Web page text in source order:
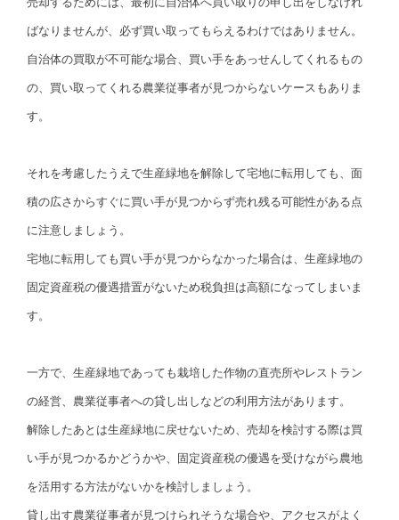
ばなりませんが、必ず買い取ってもらえるわけではありません。
自治体の買取が不可能な場合、買い手をあっせんしてくれるもの
の、買い取ってくれる農業従事者が見つからないケースもありま
す。
それを考慮したうえで生産緑地を解除して宅地に転用しても、面
積の広さからすぐに買い手が見つからず売れ残る可能性がある点
に注意しましょう。
宅地に転用しても買い手が見つからなかった場合は、生産緑地の
固定資産税の優遇措置がないため税負担は高額になってしまいま
す。
一方で、生産緑地であっても栽培した作物の直売所やレストラン
の経営、農業従事者への貸し出しなどの利用方法があります。
解除したあとは生産緑地に戻せないため、売却を検討する際は買
い手が見つかるかどうかや、固定資産税の優遇を受けながら農地
を活用する方法がないかを検討しましょう。
貸し出す農業従事者が見つけられそうな場合や、アクセスがよく